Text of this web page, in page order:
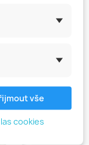
vše
cookies